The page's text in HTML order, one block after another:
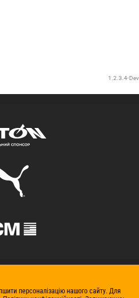
персоналізацію нашого сайту. Для